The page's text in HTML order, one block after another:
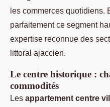
les commerces quotidiens.
parfaitement ce segment
expertise reconnue des
littoral ajaccien.
Le centre historique :
commodités
Les appartement centre